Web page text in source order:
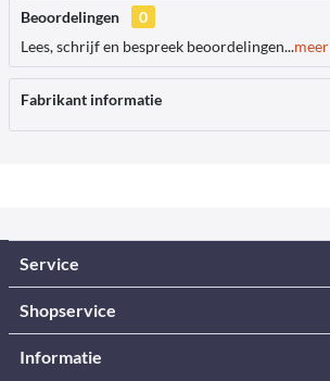
Beoordelingen
0
Lees, schrijf en bespreek beoordelingen...meer
Fabrikant informatie
Service
Shopservice
Informatie